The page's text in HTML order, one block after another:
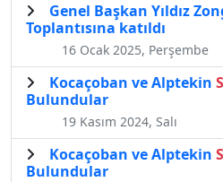
Genel Başkan Yıldız
Toplantısına katıldı
16 Ocak 2025, Perşembe
Kocaçoban ve Alptekin
Bulundular
19 Kasım 2024, Salı
Kocaçoban ve Alptekin
Bulundular